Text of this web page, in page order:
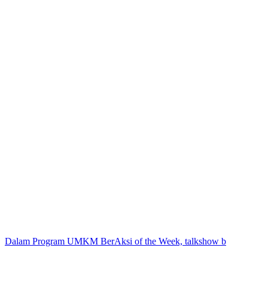
Dalam Program UMKM BerAksi of the Week, talkshow b